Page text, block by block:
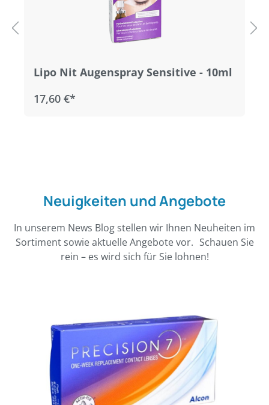
Lipo Nit Augenspray Sensitive - 10ml
17,60 €*
Neuigkeiten und Angebote
In unserem News Blog stellen wir Ihnen Neuheiten im
Sortiment sowie aktuelle Angebote vor. Schauen Sie
rein – es wird sich für Sie lohnen!